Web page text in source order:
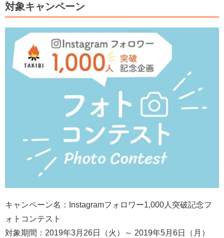
対象キャンペーン
キャンペーン名：Instagramフォロワー1,000人突破記念フ
ォトコンテスト
対象期間：2019年3月26日（火）～ 2019年5月6日（月）